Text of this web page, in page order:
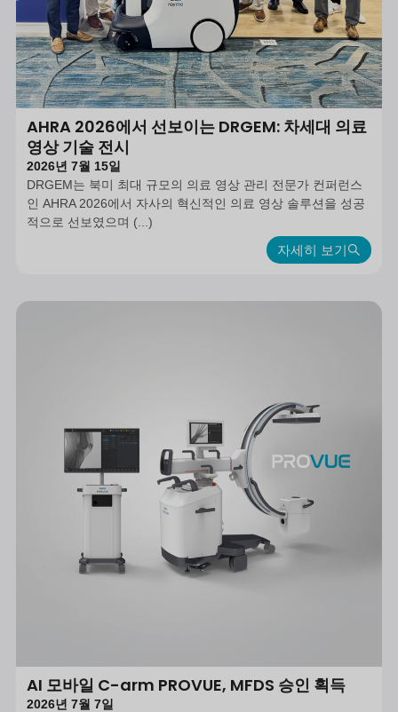
AHRA 2026에서 선보이는 DRGEM: 차세대 의료
영상 기술 전시
2026년 7월 15일
DRGEM는 북미 최대 규모의 의료 영상 관리 전문가 컨퍼런스
인 AHRA 2026에서 자사의 혁신적인 의료 영상 솔루션을 성공
적으로 선보였으며 (...)
자세히 보기
AI 모바일 C-arm PROVUE, MFDS 승인 획득
2026년 7월 7일